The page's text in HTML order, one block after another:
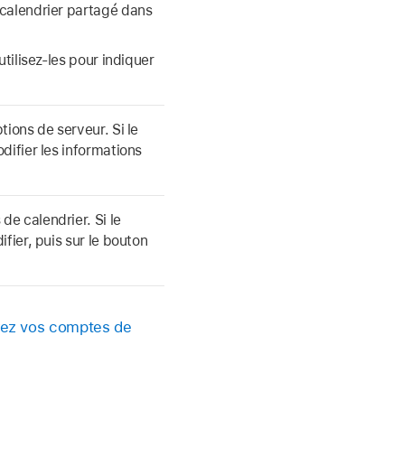
partagé dans
les pour indiquer
de serveur. Si le
les informations
calendrier. Si le
puis sur le bouton
vos comptes de